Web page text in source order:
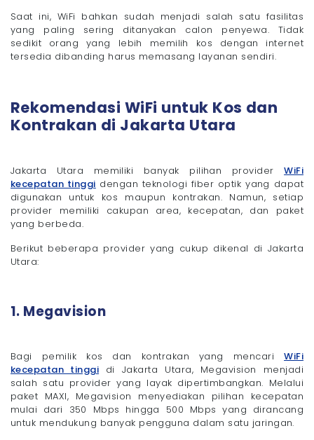
kontrakan?
- 2. Apakah satu router cukup untuk seluruh kamar
kos?
- 3. Berapa biaya instalasi WiFi untuk kos dan
Butuh WiFi Cepat untuk Kos? Pertimbangkan Paket
MAXI Megavision
Saat ini, WiFi bahkan sudah menjadi salah satu fasilitas
yang paling sering ditanyakan calon penyewa. Tidak
sedikit orang yang lebih memilih kos dengan internet
tersedia dibanding harus memasang layanan sendiri.
Rekomendasi WiFi untuk Kos dan
Kontrakan di Jakarta Utara
Jakarta Utara memiliki banyak pilihan providerWiFi
kecepatan tinggi dengan teknologi fiber optik yang dapat
digunakan untuk kos maupun kontrakan. Namun, setiap
provider memiliki cakupan area, kecepatan, dan paket
yang berbeda.
Berikut beberapa provider yang cukup dikenal di Jakarta
Utara:
1. Megavision
Bagi pemilik kos dan kontrakan yang mencariWiFi
kecepatan tinggi di Jakarta Utara, Megavision menjadi
salah satu provider yang layak dipertimbangkan. Melalui
paket MAXI, Megavision menyediakan pilihan kecepatan
mulai dari 350 Mbps hingga 500 Mbps yang dirancang
untuk mendukung banyak pengguna dalam satu jaringan.